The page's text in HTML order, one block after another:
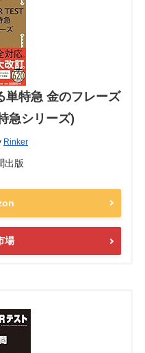
単特急 金のフレーズ
急シリーズ)
Rinker
出版
場